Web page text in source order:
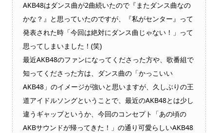
AKB48はダンス曲が2曲続いたので『またダンス曲なの
かな？』と思っていたのですが、『私がセンター』って
発表された時「今回は絶対にダンス曲じゃない！」って
思ってしまいました！(笑)
最近AKB48のファンになってくださった方や、歌番組で
知ってくださった方は、ダンス曲の「かっこいい
AKB48」のイメージが強いと思いますが、久しぶりの王
道アイドルソングということで、最近のAKB48とは少し
違うギャップというか、今回のコンセプト「あの頃の
AKBサウンドが帰ってきた！」の通り可愛らしいAKB48